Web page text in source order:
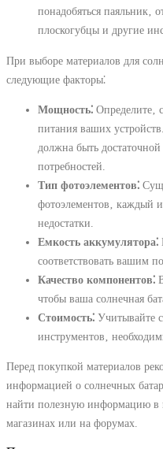
понадобяться паяльник‚
плоскогубцы и другие
При выборе материалов для
следующие факторы⁚
Мощность⁚ Определите‚
питания ваших
должна быть
потребностей.
Тип фотоэлементов⁚
фотоэлементов‚ каждый
недостатки.
Емкость аккумулятора⁚
соответствовать вашим
Качество компонентов⁚
чтобы ваша солнечная
Стоимость⁚ Учитывайте
инструментов‚
Перед покупкой материалов
информацией о солнечных
найти полезную информацию в
магазинах или на форумах.